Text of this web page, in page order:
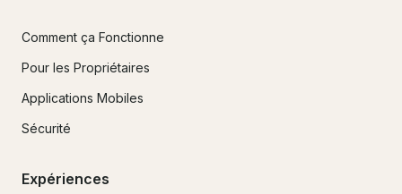
Comment ça Fonctionne
Pour les Propriétaires
Applications Mobiles
Sécurité
Expériences